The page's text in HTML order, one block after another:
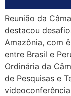
Reunião da
destacou
Amazônia, com
entre Brasil e
Ordinária da
de Pesquisas e